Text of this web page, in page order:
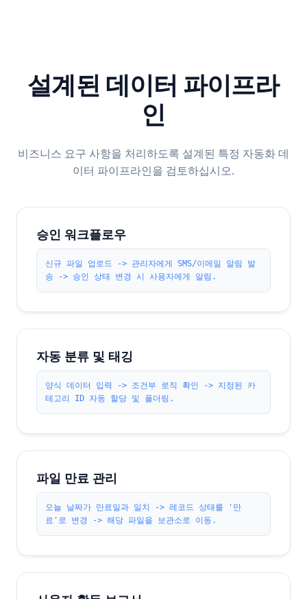
설계된 데이터 파이프라
인
비즈니스 요구 사항을 처리하도록 설계된 특정 자동화 데
이터 파이프라인을 검토하십시오.
승인 워크플로우
신규 파일 업로드 -> 관리자에게 SMS/이메일 알림 발
송 -> 승인 상태 변경 시 사용자에게 알림.
자동 분류 및 태깅
양식 데이터 입력 -> 조건부 로직 확인 -> 지정된 카
테고리 ID 자동 할당 및 폴더링.
파일 만료 관리
오늘 날짜가 만료일과 일치 -> 레코드 상태를 '만
료'로 변경 -> 해당 파일을 보관소로 이동.